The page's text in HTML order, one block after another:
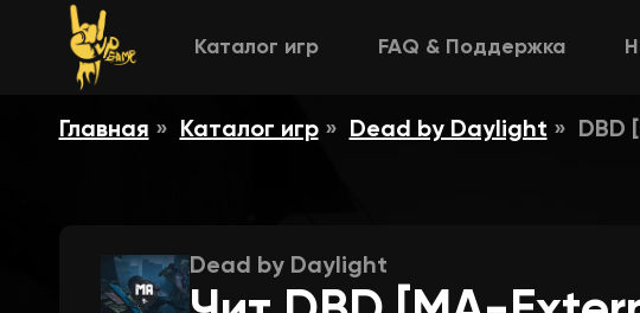
Каталог игр FAQ & Поддержка
Главная Каталог игр Dead by Daylight DBD
Dead by Daylight